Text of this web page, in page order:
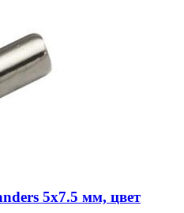
5х7.5 мм, цвет